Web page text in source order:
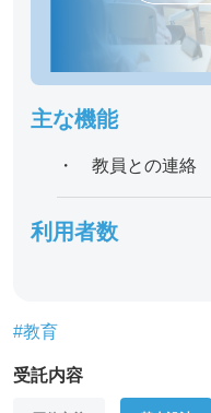
主な機能
・ 教員との連絡
利用者数
#教育
受託内容